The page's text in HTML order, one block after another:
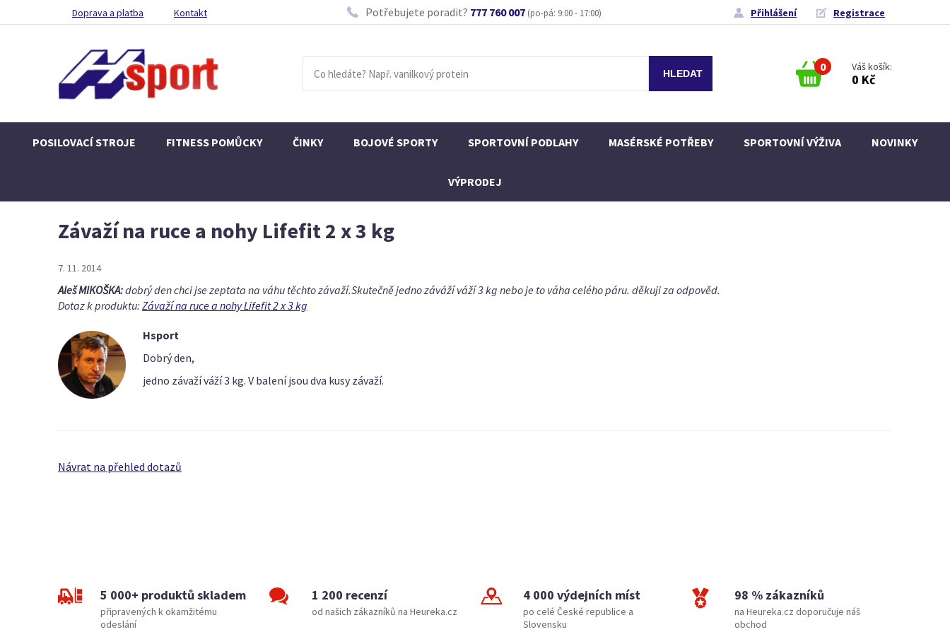
Doprava a platba Kontakt Potřebujete poradit? 777 760 007 (po-pá: 9:00 - 17:00) Přihlášení Registrace
0 Váš košík:
0 Kč
POSILOVACÍ STROJE FITNESS POMŮCKY ČINKY BOJOVÉ SPORTY SPORTOVNÍ PODLAHY MASÉRSKÉ POTŘEBY SPORTOVNÍ VÝŽIVA NOVINKY
VÝPRODEJ
Závaží na ruce a nohy Lifefit 2 x 3 kg
7. 11. 2014
Aleš MIKOŠKA:dobrý den chci jse zeptata na váhu těchto závaží.Skutečně jedno záváží váží 3 kg nebo je to váha celého páru. děkuji za odpověd.
Dotaz k produktu: Závaží na ruce a nohy Lifefit 2 x 3 kg
Hsport
Dobrý den,
jedno závaží váží 3 kg. V balení jsou dva kusy závaží.
Návrat na přehled dotazů
5 000+ produktů skladem
připravených k okamžitému
odeslání
1 200 recenzí
od našich zákazníků na Heureka.cz
4 000 výdejních míst
po celé České republice a
Slovensku
98 % zákazníků
na Heureka.cz doporučuje náš
obchod